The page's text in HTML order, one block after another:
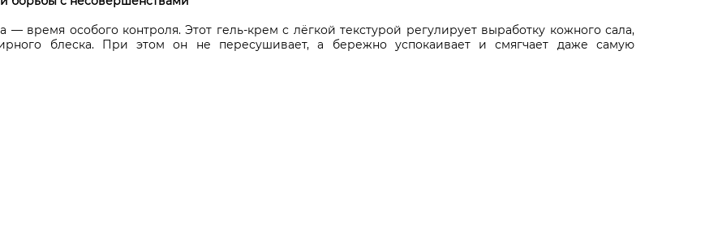
время особого контроля. Этот гель-крем с лёгкой текстурой регулирует выработку кожного сала,
блеска. При этом он не пересушивает, а бережно успокаивает и смягчает даже самую